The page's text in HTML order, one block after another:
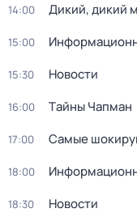
14:00 Дикий, дикий
15:00
15:30 Новости
16:00 Тaйны Чапман
17:00 Самые
18:00
18:30 Новости